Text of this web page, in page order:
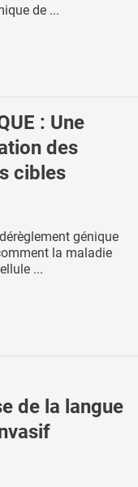
de ...
: Une
des
cibles
génique
la maladie
...
de la langue